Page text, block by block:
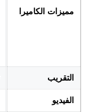
مميزات الكاميرا
التقريب
الفيديو